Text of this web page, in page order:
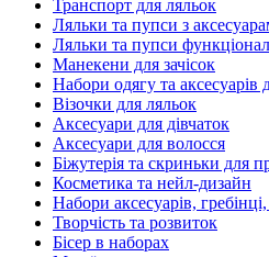
Транспорт для ляльок
Ляльки та пупси з
Ляльки та пупси
Манекени для зачісок
Набори одягу та аксесуарів
Візочки для ляльок
Аксесуари для дівчаток
Аксесуари для волосся
Біжутерія та скриньки для
Косметика та нейл-дизайн
Набори аксесуарів,
Творчість та розвиток
Бісер в наборах